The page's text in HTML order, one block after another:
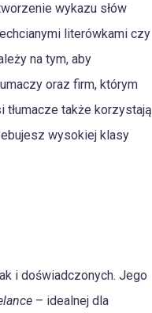
wykazu słów
literówkami czy
na tym, aby
oraz firm, którym
tłumacze także korzystają
wysokiej klasy
i doświadczonych. Jego
– idealnej dla